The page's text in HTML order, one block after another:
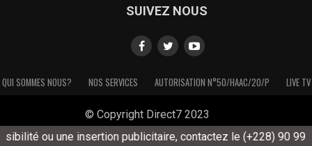
SUIVEZ NOUS
QUI SOMMES NOUS? NOS SERVICES AUTORISATION N°50/HAAC/20/P LIVE TV
© Copyright Direct7 2023
ou une insertion publicitaire, contactez le (+228) 90 99 94